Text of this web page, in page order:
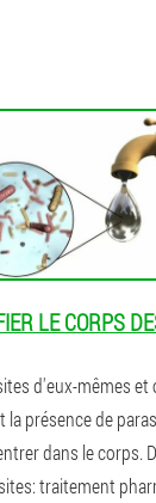
LE CORPS
d'eux-mêmes et
présence de
dans le corps.
traitement